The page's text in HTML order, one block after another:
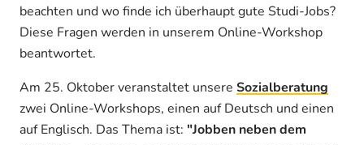
beachten und wo finde ich überhaupt gute Studi-Jobs?
Diese Fragen werden in unserem Online-Workshop
beantwortet.
Am 25. Oktober veranstaltet unsere Sozialberatung
zwei Online-Workshops, einen auf Deutsch und einen
auf Englisch. Das Thema ist: "Jobben neben dem